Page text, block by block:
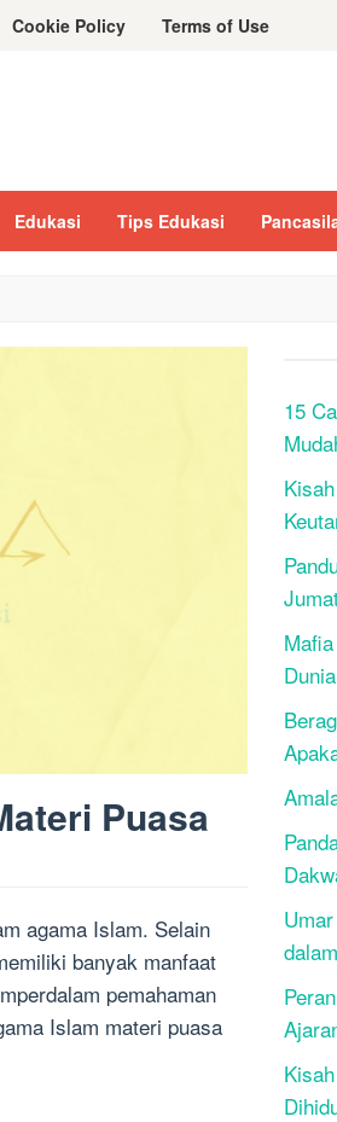
Cookie Policy Terms of Use
Edukasi Tips Edukasi
Puasa
agama Islam. Selain
banyak manfaat
pemahaman
Islam materi puasa
15